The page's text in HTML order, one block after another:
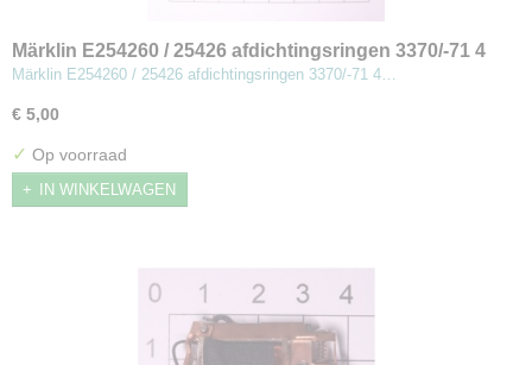
Märklin E254260 / 25426 afdichtingsringen 3370/-71 4
stuks (MBT8)
Märklin E254260 / 25426 afdichtingsringen 3370/-71 4…
€ 5,00
✓ Op voorraad
IN WINKELWAGEN